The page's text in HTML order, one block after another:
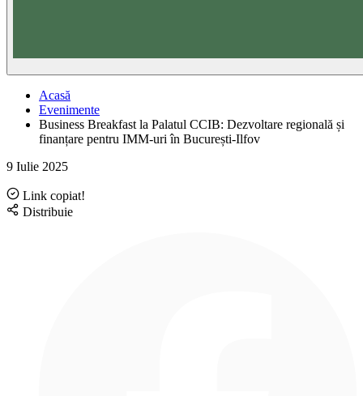
Acasă
Evenimente
Business Breakfast la Palatul CCIB: Dezvoltare regională și
finanțare pentru IMM-uri în București-Ilfov
9 Iulie 2025
Link copiat!
Distribuie